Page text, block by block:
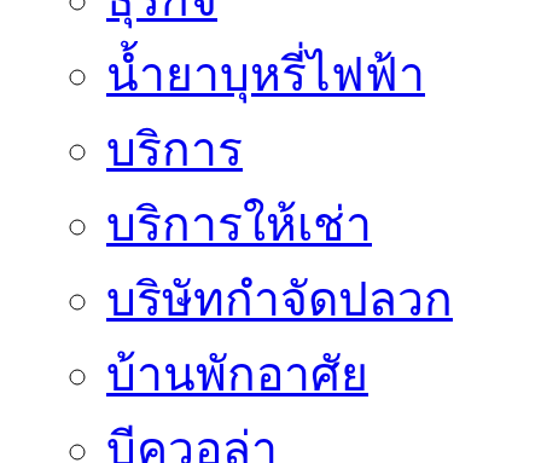
น้ำยาบุหรี่ไฟฟ้า
บริการ
บริการให้เช่า
บริษัทกำจัดปลวก
บ้านพักอาศัย
บีควอล่า